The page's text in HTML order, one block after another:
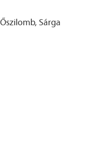
Sárga